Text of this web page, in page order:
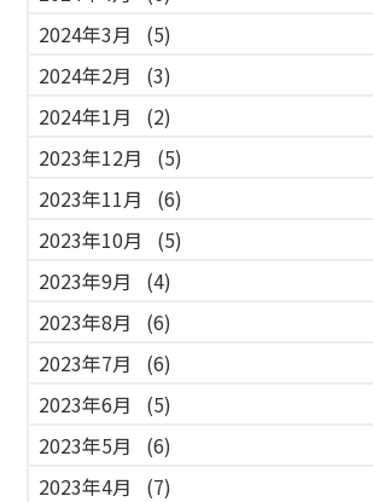
2024年3月
(5)
2024年2月
(3)
2024年1月
(2)
2023年12月
(5)
2023年11月
(6)
2023年10月
(5)
2023年9月
(4)
2023年8月
(6)
2023年7月
(6)
2023年6月
(5)
2023年5月
(6)
2023年4月
(7)